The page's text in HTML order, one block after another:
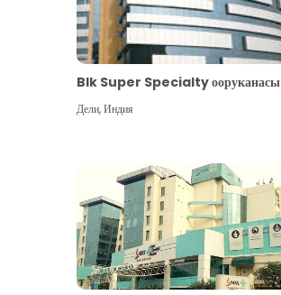
Blk Super Specialty ооруканасы
Дели,Индия